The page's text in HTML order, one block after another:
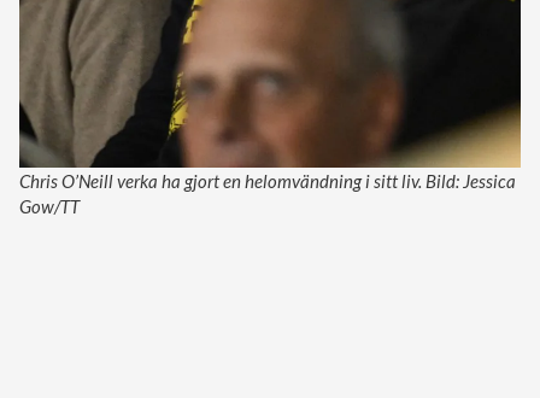
Chris O’Neill verka ha gjort en helomvändning i sitt liv. Bild: Jessica
Gow/TT